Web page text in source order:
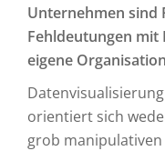
Unternehmen sind
Fehldeutungen mit
eigene
orientiert sich
grob